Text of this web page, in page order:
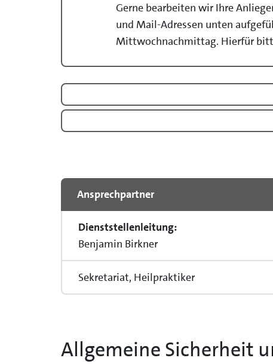
Gerne bearbeiten wir Ihre
und Mail-Adressen unten
Mittwochnachmittag. Hierfür
Ansprechpartner
Dienststellenleitung:
Benjamin Birkner
Sekretariat, Heilpraktiker
Allgemeine Sicherheit